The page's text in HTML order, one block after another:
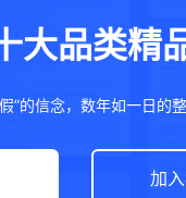
大品类精
”的信念，数年如一日的
加